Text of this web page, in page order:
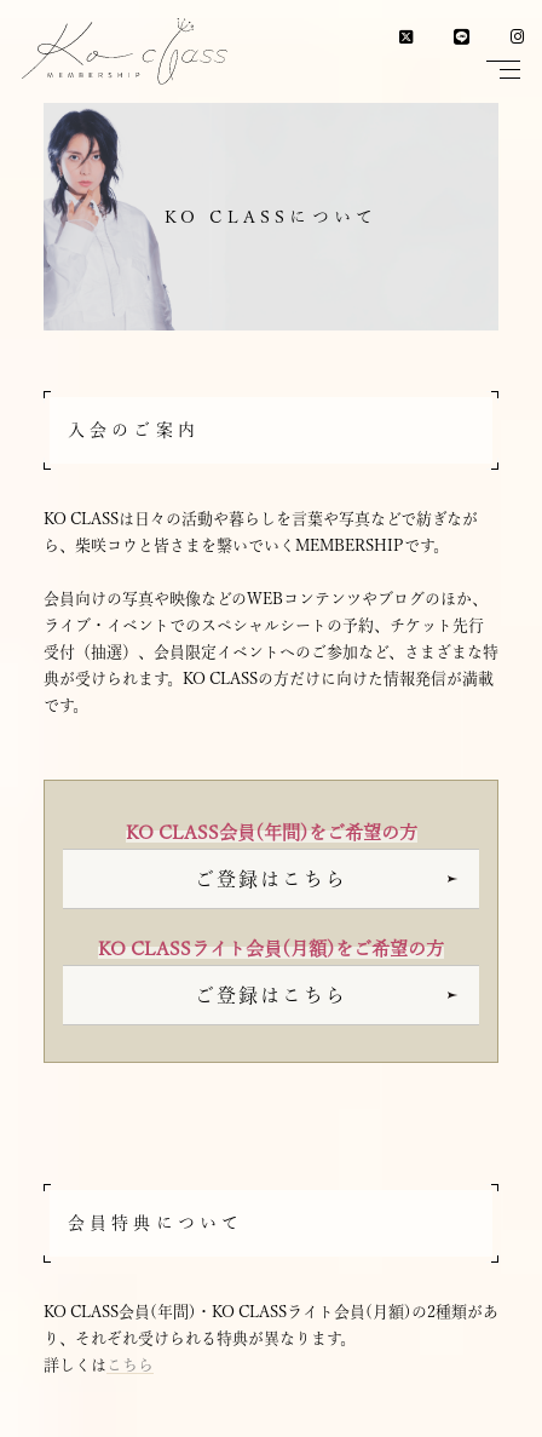
KO CLASSについて
入会のご案内
KO CLASSは日々の活動や暮らしを言葉や写真などで紡ぎなが
ら、柴咲コウと皆さまを繋いでいくMEMBERSHIPです。
会員向けの写真や映像などのWEBコンテンツやブログのほか、
ライブ・イベントでのスペシャルシートの予約、チケット先行
受付（抽選）、会員限定イベントへのご参加など、さまざまな特
典が受けられます。KO CLASSの方だけに向けた情報発信が満載
です。
KO CLASS会員(年間)をご希望の方
ご登録はこちら
KO CLASSライト会員(月額)をご希望の方
ご登録はこちら
会員特典について
KO CLASS会員(年間)・KO CLASSライト会員(月額)の2種類があ
り、それぞれ受けられる特典が異なります。
詳しくは こちら